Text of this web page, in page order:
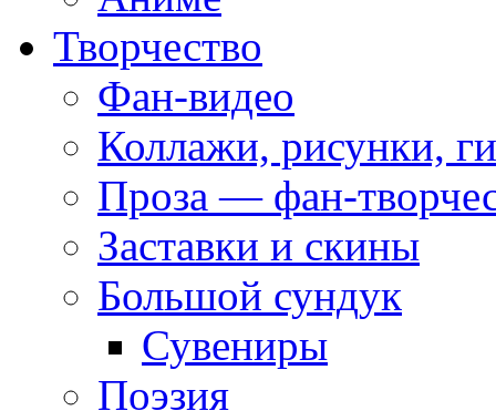
Творчество
Фан-видео
Коллажи, рисунки,
Проза — фан-
Заставки и скины
Большой сундук
Сувениры
Поэзия